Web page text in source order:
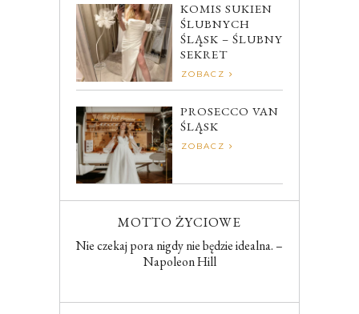
KOMIS SUKIEN
ŚLUBNYCH
ŚLĄSK – ŚLUBNY
SEKRET
ZOBACZ
PROSECCO VAN
ŚLĄSK
ZOBACZ
MOTTO ŻYCIOWE
Nie czekaj pora nigdy nie będzie idealna. –
Napoleon Hill